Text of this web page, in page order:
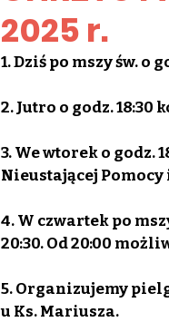
2025 r.
1. Dziś po mszy św.
2. Jutro o godz.
3. We wtorek o godz.
Nieustającej
4. W czwartek po
20:30. Od 20:00
5. Organizujemy
u Ks. Mariusza.